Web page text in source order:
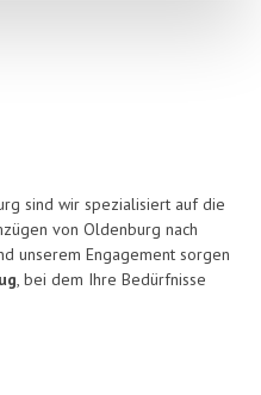
sind wir spezialisiert auf die
von Oldenburg nach
unserem Engagement sorgen
, bei dem Ihre Bedürfnisse